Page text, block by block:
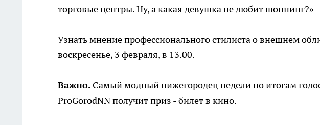
торговые центры. Ну, а какая девушка не любит шоппинг?»
Узнать мнение профессионального стилиста о внешнем
воскресенье, 3 февраля, в 13.00.
Важно. Самый модный нижегородец недели по итогам
ProGorodNN получит приз - билет в кино.